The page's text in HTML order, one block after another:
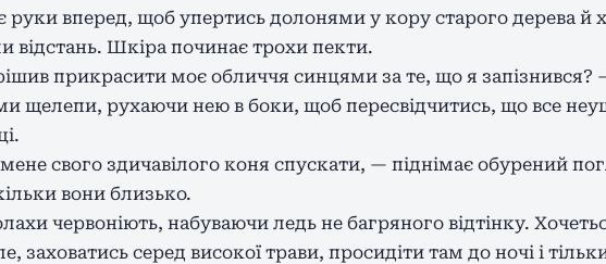
руки вперед, щоб упертись долонями у кору старого дерева й
відстань. Шкіра починає трохи пекти.
прикрасити моє обличчя синцями за те, що я запізнився?
щелепи, рухаючи нею в боки, щоб пересвідчитись, що все
свого здичавілого коня спускати, — піднімає обурений
вони близько.
червоніють, набуваючи ледь не багряного відтінку.
заховатись серед високої трави, просидіти там до ночі і